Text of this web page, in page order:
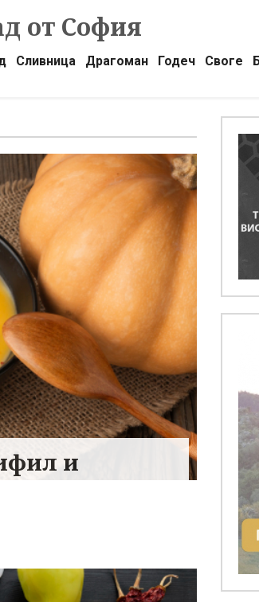
от София
Сливница Драгоман Годеч Своге
и